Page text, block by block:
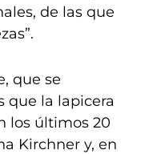
de las que
que se
que la lapicera
los últimos 20
Kirchner y, en